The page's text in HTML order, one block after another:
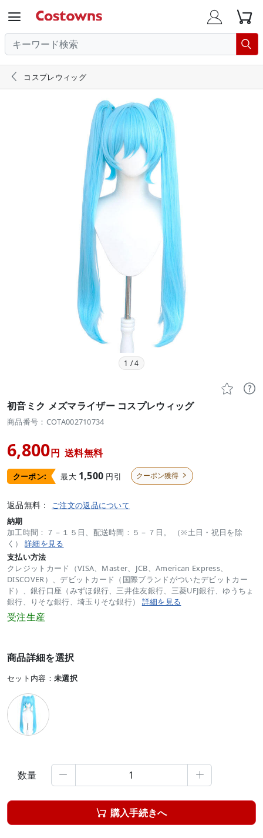
  

 コスプレウィッグ
1 /4
 
初音ミク メズマライザー コスプレウィッグ
商品番号：COTA002710734
6,800円 送料無料
クーポン: 最大 1,500 円引 クーポン獲得 
返品無料： ご注文の返品について
納期
加工時間：７－１５日、配送時間：５－７日。 （※土日・祝日を除
く） 詳細を見る
支払い方法
クレジットカード（VISA、Master、JCB、American Express、
DISCOVER）、デビットカード（国際ブランドがついたデビットカー
ド）、銀行口座（みずほ銀行、三井住友銀行、三菱UFJ銀行、ゆうちょ
銀行、りそな銀行、埼玉りそな銀行） 詳細を見る
受注生産
商品詳細を選択
セット内容： 未選択
数量  
 購入手続きへ